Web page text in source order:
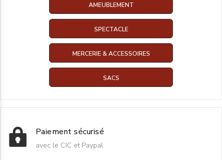
AMEUBLEMENT
SPECTACLE
MERCERIE & ACCESSOIRES
SACS
Paiement sécurisé
avec le CIC et Paypal